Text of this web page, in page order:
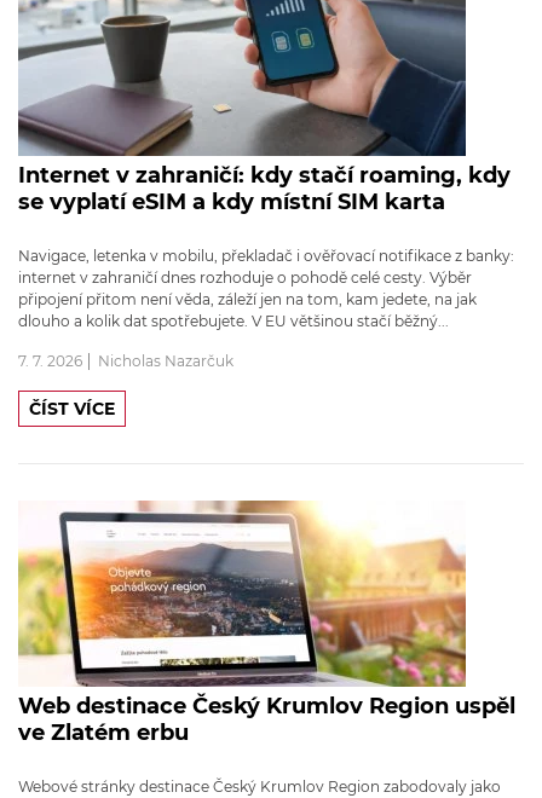
Internet v zahraničí: kdy stačí roaming, kdy
se vyplatí eSIM a kdy místní SIM karta
Navigace, letenka v mobilu, překladač i ověřovací notifikace z banky:
internet v zahraničí dnes rozhoduje o pohodě celé cesty. Výběr
připojení přitom není věda, záleží jen na tom, kam jedete, na jak
dlouho a kolik dat spotřebujete. V EU většinou stačí běžný...
7. 7. 2026 Nicholas Nazarčuk
ČÍST VÍCE
Web destinace Český Krumlov Region uspěl
ve Zlatém erbu
Webové stránky destinace Český Krumlov Region zabodovaly jako